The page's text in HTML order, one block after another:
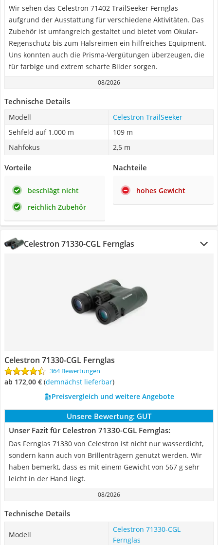
Wir sehen das Celestron 71402 TrailSeeker Fernglas
aufgrund der Ausstattung für verschiedene Aktivitäten. Das
Zubehör ist umfangreich gestaltet und bietet vom Okular-
Regenschutz bis zum Halsreimen ein hilfreiches Equipment.
Uns konnten auch die Prisma-Vergütungen überzeugen, die
für farbige und extrem scharfe Bilder sorgen.
08/2026
Technische Details
Modell
Celestron TrailSeeker
Sehfeld auf 1.000 m
109 m
Nahfokus
2,5 m
Vorteile
beschlägt nicht
reichlich Zubehör
Nachteile
hohes Gewicht
Celestron 71330-CGL Fernglas
Celestron 71330-CGL Fernglas
364 Bewertungen
ab 172,00 € ( Demnächst lieferbar)
Preisvergleich und weitere Angebote
Unsere Bewertung: GUT
Unser Fazit für Celestron 71330-CGL Fernglas:
Das Fernglas 71330 von Celestron ist nicht nur wasserdicht,
sondern kann auch von Brillenträgern genutzt werden. Wir
haben bemerkt, dass es mit einem Gewicht von 567 g sehr
leicht in der Hand liegt.
08/2026
Technische Details
Modell
Celestron 71330-CGL
Fernglas